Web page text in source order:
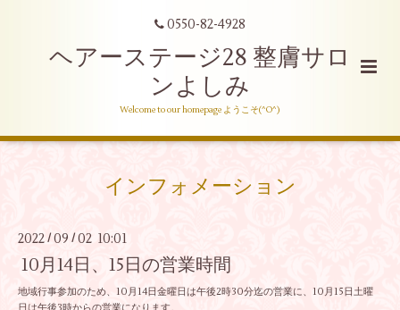
0550-82-4928
ヘアーステージ28 整膚サロ
ンよしみ
Welcome to our homepage ようこそ(^O^)
インフォメーション
2022 / 09 / 02 10:01
10月14日、15日の営業時間
地域行事参加のため、10月14日金曜日は午後2時30分迄の営業に、10月15日土曜